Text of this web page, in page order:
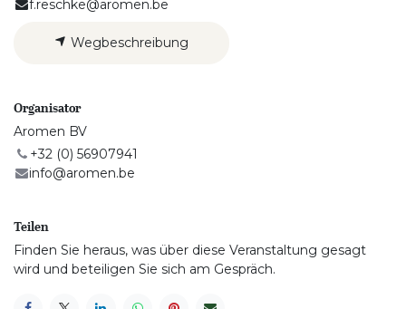
f.reschke@aromen.be
Wegbeschreibung
Organisator
Aromen BV
+32 (0) 56907941
info@aromen.be
Teilen
Finden Sie heraus, was über diese Veranstaltung gesagt
wird und beteiligen Sie sich am Gespräch.